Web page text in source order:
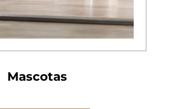
Mascotas